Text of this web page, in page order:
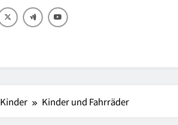
Kinder Kinder und Fahrräder